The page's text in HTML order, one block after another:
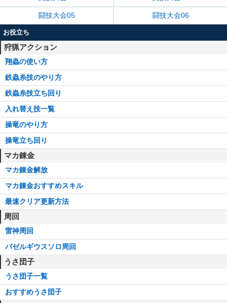
闘技大会05 闘技大会06
お役立ち
狩猟アクション
翔蟲の使い方
鉄蟲糸技のやり方
鉄蟲糸技立ち回り
入れ替え技一覧
操竜のやり方
操竜立ち回り
マカ錬金
マカ錬金解放
マカ錬金おすすめスキル
最速クリア更新方法
周回
雷神周回
バゼルギウスソロ周回
うさ団子
うさ団子一覧
おすすめうさ団子